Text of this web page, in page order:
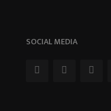
SOCIAL MEDIA